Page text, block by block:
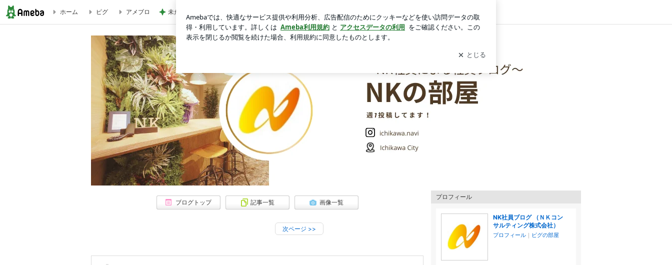
ホーム ピグ アメブロ 未だに息子が欲しがるぬいぐるみ ログイン
千葉県市川市を中心とする地元密着型の不動産会社「NKコンサルティング株式会社」。ただいま社員の日常を配信中です！よかったらフォローお願いいます！
ブログトップ 記事一覧 画像一覧
次ページ >>
プロフィール
NK社員ブログ （ＮＫコン
サルティング株式会社）
プロフィール ｜ ピグの部屋